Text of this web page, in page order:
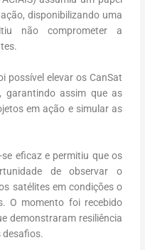
disponibilizando uma
não comprometer a
possível elevar os CanSat
, garantindo assim que as
em ação e simular as
eficaz e permitiu que os
de observar o
satélites em condições o
O momento foi recebido
demonstraram resiliência
desafios.